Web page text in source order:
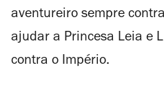
aventureiro sempre
ajudar a Princesa Leia e
contra o Império.